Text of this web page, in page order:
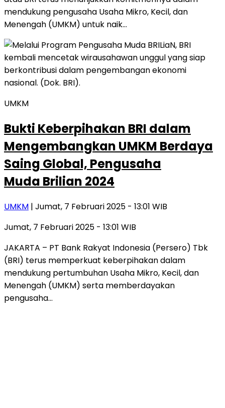
mendukung pengusaha Usaha Mikro, Kecil, dan
Menengah (UMKM) untuk naik…
UMKM
Bukti Keberpihakan BRI dalam
Mengembangkan UMKM Berdaya
Saing Global, Pengusaha
Muda Brilian 2024
UMKM | Jumat, 7 Februari 2025 - 13:01 WIB
Jumat, 7 Februari 2025 - 13:01 WIB
JAKARTA – PT Bank Rakyat Indonesia (Persero) Tbk
(BRI) terus memperkuat keberpihakan dalam
mendukung pertumbuhan Usaha Mikro, Kecil, dan
Menengah (UMKM) serta memberdayakan
pengusaha…